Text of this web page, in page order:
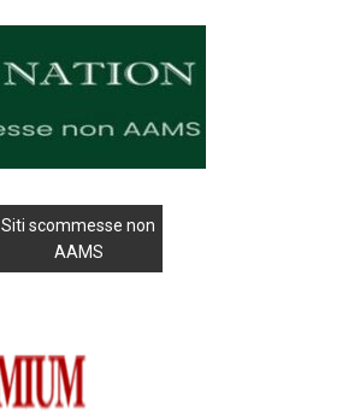
Siti scommesse non
AAMS